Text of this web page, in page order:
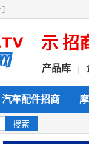
]
示 招商
产品库
汽车配件招商